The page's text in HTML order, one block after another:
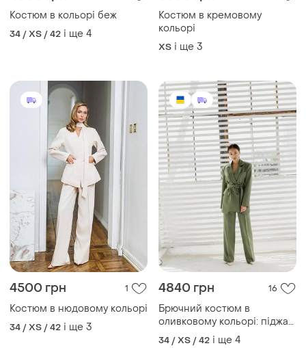
Костюм в кольорі беж
34 / XS / 42 і ще 4
Костюм в кремовому
кольорі
ХS і ще 3
4500 грн 1
Костюм в нюдовому кольорі
34 / XS / 42 і ще 3
4840 грн 16
Брючний костюм в
оливковому кольорі: піджак
+ штани
34 / XS / 42 і ще 4